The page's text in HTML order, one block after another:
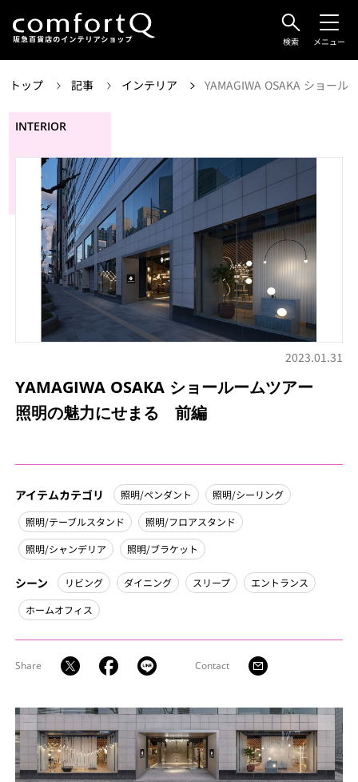
検索 メニュー
トップ 記事 インテリア YAMAGIWA OSAKA ショー
INTERIOR
2023.01.31
YAMAGIWA OSAKA ショールームツアー
照明の魅力にせまる 前編
アイテムカテゴリ 照明/ペンダント
照明/シーリング
照明/テーブルスタンド
照明/フロアスタンド
照明/シャンデリア
照明/ブラケット
シーン リビング ダイニング スリープ
エントランス
ホームオフィス
Share Contact